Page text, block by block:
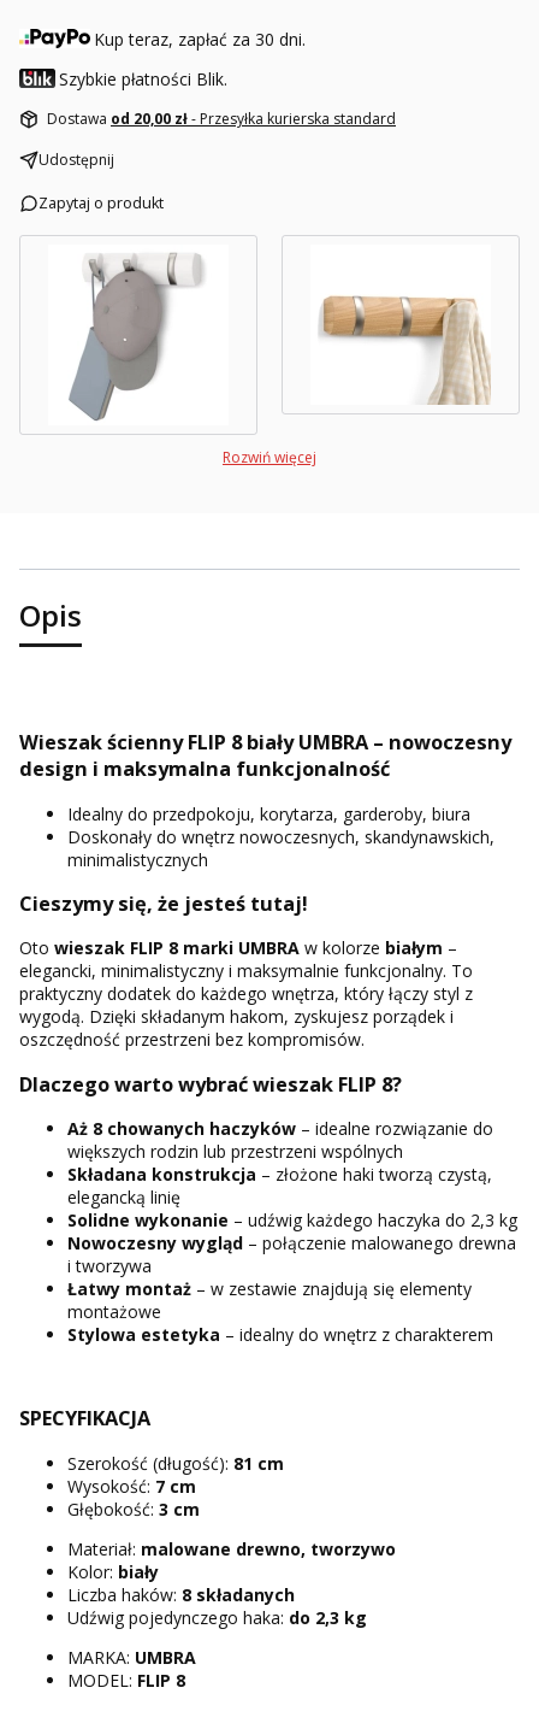
Kup teraz, zapłać za 30 dni.
Szybkie płatności Blik.
Dostawa od 20,00 zł- Przesyłka kurierska standard
Udostępnij
Zapytaj o produkt
Rozwiń więcej
Opis
Wieszak ścienny FLIP 8 biały UMBRA – nowoczesny
design i maksymalna funkcjonalność
Idealny do przedpokoju, korytarza, garderoby, biura
Doskonały do wnętrz nowoczesnych, skandynawskich,
minimalistycznych
Cieszymy się, że jesteś tutaj!
Oto wieszak FLIP 8 marki UMBRA w kolorze białym –
elegancki, minimalistyczny i maksymalnie funkcjonalny. To
praktyczny dodatek do każdego wnętrza, który łączy styl z
wygodą. Dzięki składanym hakom, zyskujesz porządek i
oszczędność przestrzeni bez kompromisów.
Dlaczego warto wybrać wieszak FLIP 8?
Aż 8 chowanych haczyków – idealne rozwiązanie do
większych rodzin lub przestrzeni wspólnych
Składana konstrukcja – złożone haki tworzą czystą,
elegancką linię
Solidne wykonanie – udźwig każdego haczyka do 2,3 kg
Nowoczesny wygląd – połączenie malowanego drewna
i tworzywa
Łatwy montaż – w zestawie znajdują się elementy
montażowe
Stylowa estetyka – idealny do wnętrz z charakterem
SPECYFIKACJA
Szerokość (długość): 81 cm
Wysokość: 7 cm
Głębokość: 3 cm
Materiał: malowane drewno, tworzywo
Kolor: biały
Liczba haków: 8 składanych
Udźwig pojedynczego haka: do 2,3 kg
MARKA: UMBRA
MODEL: FLIP 8